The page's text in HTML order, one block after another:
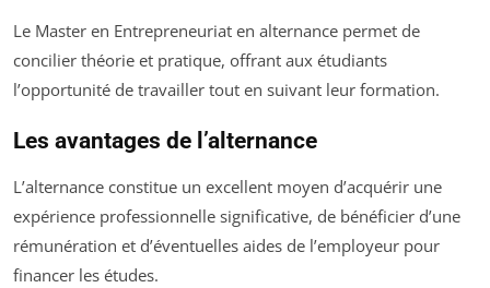
Le Master en Entrepreneuriat en alternance permet de
concilier théorie et pratique, offrant aux étudiants
l’opportunité de travailler tout en suivant leur formation.
Les avantages de l’alternance
L’alternance constitue un excellent moyen d’acquérir une
expérience professionnelle significative, de bénéficier d’une
rémunération et d’éventuelles aides de l’employeur pour
financer les études.